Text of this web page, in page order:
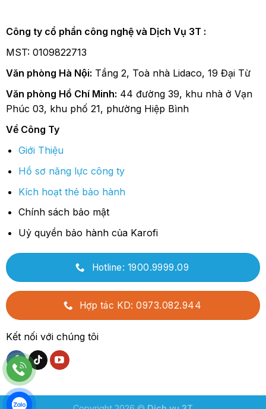
Công ty cổ phần công nghệ và Dịch Vụ 3T :
MST: 0109822713
Văn phòng Hà Nội: Tầng 2, Toà nhà Lidaco, 19 Đại Từ
Văn phòng Hồ Chí Minh: 44 đường 39, khu nhà ở Vạn
Phúc 03, khu phố 21, phường Hiệp Bình
Về Công Ty
Giới Thiệu
Hồ sơ năng lực công ty
Kích hoạt thẻ bảo hành
Chính sách bảo mật
Uỷ quyền bảo hành của Karofi
Hotline: 1900.9999.09
Hợp tác KD: 0973.082.944
Kết nối với chúng tôi